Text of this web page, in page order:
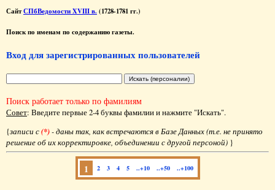
СайтСПбВедомости XVIII в. (1728-1781 гг.)
Поиск по именам по содержанию газеты.
Вход для зарегистрированных пользователей
Поиск работает только по фамилиям
Совет: Введите первые 2-4 буквы фамилии и нажмите "Искать".
{записи с(*)- даны так, как встречаются в Базе Данных (т.е. не принято
решение об их корректировке, объединении с другой персоной) }
1 2 3 4 5 ..+10 ..+50 ..+100